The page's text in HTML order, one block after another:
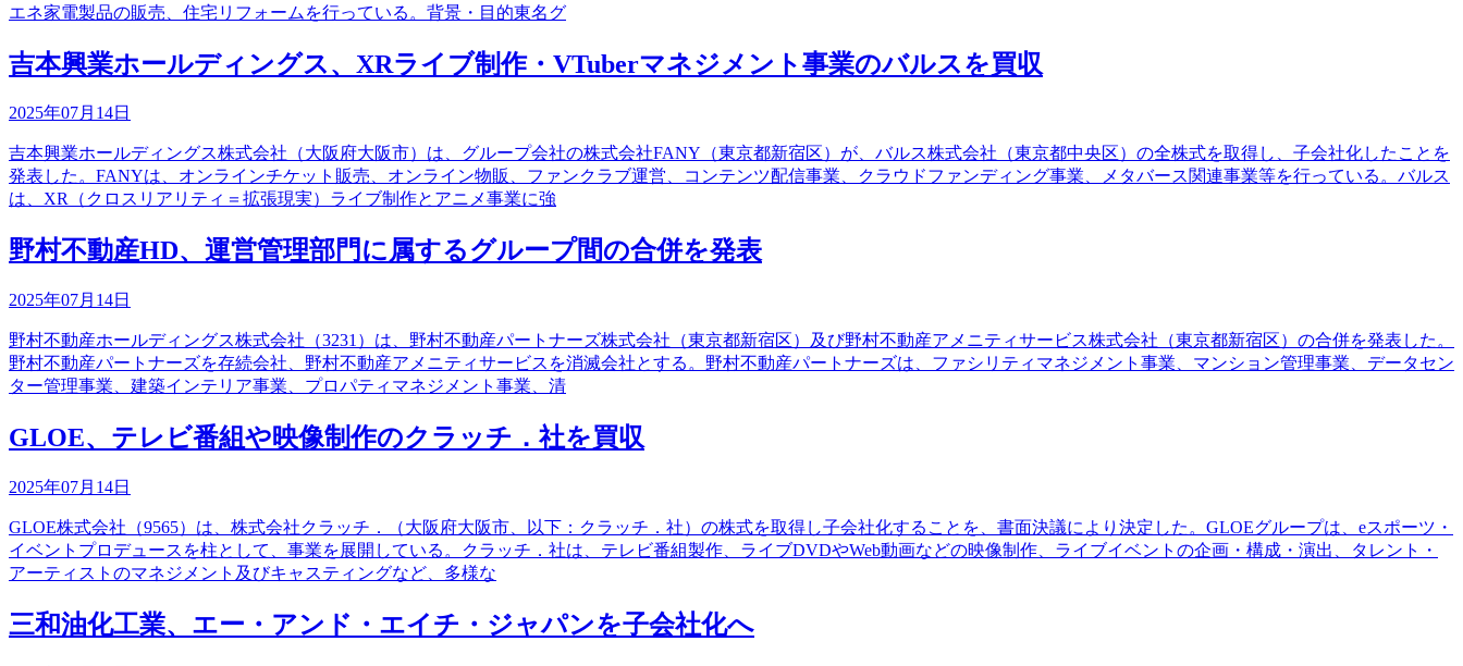
エネ家電製品の販売、住宅リフォームを行っている。背景・目的東名グ
吉本興業ホールディングス、XRライブ制作・VTuberマネジメント事業のバルスを買収
2025年07月14日
吉本興業ホールディングス株式会社（大阪府大阪市）は、グループ会社の株式会社FANY（東京都新宿区）が、バルス株式会社（東京都中央区）の全株式を取得し、子会社化したことを
発表した。FANYは、オンラインチケット販売、オンライン物販、ファンクラブ運営、コンテンツ配信事業、クラウドファンディング事業、メタバース関連事業等を行っている。バルス
は、XR（クロスリアリティ＝拡張現実）ライブ制作とアニメ事業に強
野村不動産HD、運営管理部門に属するグループ間の合併を発表
2025年07月14日
野村不動産ホールディングス株式会社（3231）は、野村不動産パートナーズ株式会社（東京都新宿区）及び野村不動産アメニティサービス株式会社（東京都新宿区）の合併を発表した。
野村不動産パートナーズを存続会社、野村不動産アメニティサービスを消滅会社とする。野村不動産パートナーズは、ファシリティマネジメント事業、マンション管理事業、データセン
ター管理事業、建築インテリア事業、プロパティマネジメント事業、清
GLOE、テレビ番組や映像制作のクラッチ．社を買収
2025年07月14日
GLOE株式会社（9565）は、株式会社クラッチ．（大阪府大阪市、以下：クラッチ．社）の株式を取得し子会社化することを、書面決議により決定した。GLOEグループは、eスポーツ・
イベントプロデュースを柱として、事業を展開している。クラッチ．社は、テレビ番組製作、ライブDVDやWeb動画などの映像制作、ライブイベントの企画・構成・演出、タレント・
アーティストのマネジメント及びキャスティングなど、多様な
三和油化工業、エー・アンド・エイチ・ジャパンを子会社化へ